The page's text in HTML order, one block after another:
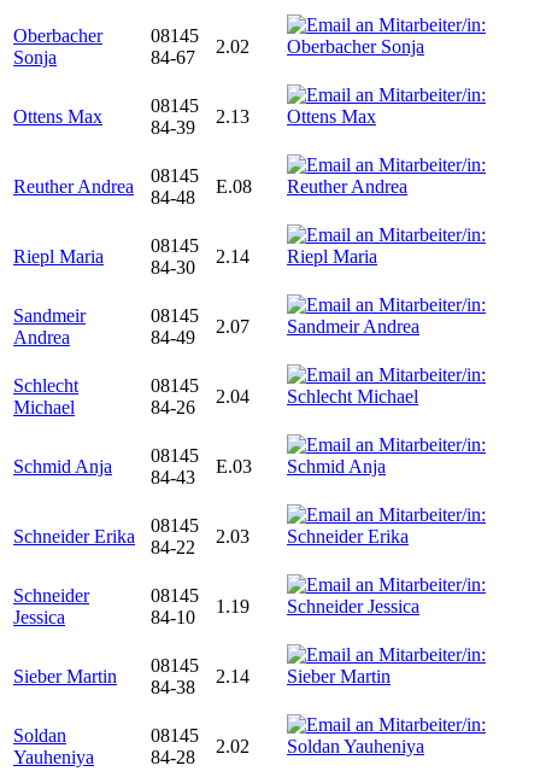
Oberbacher
Sonja
08145
84-67
2.02
Ottens Max
08145
84-39
2.13
Reuther Andrea
08145
84-48
E.08
Riepl Maria
08145
84-30
2.14
Sandmeir
Andrea
08145
84-49
2.07
Schlecht
Michael
08145
84-26
2.04
Schmid Anja
08145
84-43
E.03
Schneider Erika
08145
84-22
2.03
Schneider
Jessica
08145
84-10
1.19
Sieber Martin
08145
84-38
2.14
Soldan
Yauheniya
08145
84-28
2.02